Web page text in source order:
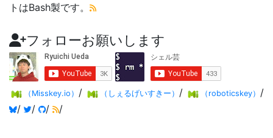
トはBash製です。
フォローお願いします
（Misskey.io） / （しぇるげいすきー） / （roboticskey） /
/
/ / /